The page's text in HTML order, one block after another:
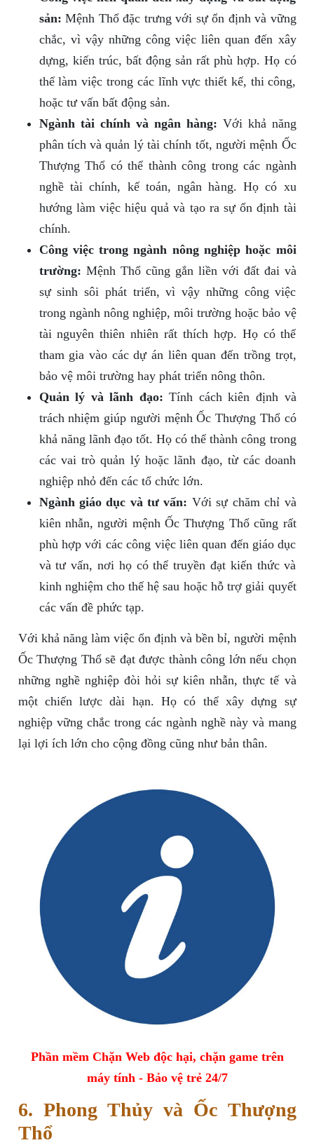
sản: Mệnh Thổ đặc trưng với sự ổn định và vững
chắc, vì vậy những công việc liên quan đến xây
dựng, kiến trúc, bất động sản rất phù hợp. Họ có
thể làm việc trong các lĩnh vực thiết kế, thi công,
hoặc tư vấn bất động sản.
Ngành tài chính và ngân hàng: Với khả năng
phân tích và quản lý tài chính tốt, người mệnh Ốc
Thượng Thổ có thể thành công trong các ngành
nghề tài chính, kế toán, ngân hàng. Họ có xu
hướng làm việc hiệu quả và tạo ra sự ổn định tài
chính.
Công việc trong ngành nông nghiệp hoặc môi
trường: Mệnh Thổ cũng gắn liền với đất đai và
sự sinh sôi phát triển, vì vậy những công việc
trong ngành nông nghiệp, môi trường hoặc bảo vệ
tài nguyên thiên nhiên rất thích hợp. Họ có thể
tham gia vào các dự án liên quan đến trồng trọt,
bảo vệ môi trường hay phát triển nông thôn.
Quản lý và lãnh đạo: Tính cách kiên định và
trách nhiệm giúp người mệnh Ốc Thượng Thổ có
khả năng lãnh đạo tốt. Họ có thể thành công trong
các vai trò quản lý hoặc lãnh đạo, từ các doanh
nghiệp nhỏ đến các tổ chức lớn.
Ngành giáo dục và tư vấn: Với sự chăm chỉ và
kiên nhẫn, người mệnh Ốc Thượng Thổ cũng rất
phù hợp với các công việc liên quan đến giáo dục
và tư vấn, nơi họ có thể truyền đạt kiến thức và
kinh nghiệm cho thế hệ sau hoặc hỗ trợ giải quyết
các vấn đề phức tạp.
Với khả năng làm việc ổn định và bền bỉ, người mệnh
Ốc Thượng Thổ sẽ đạt được thành công lớn nếu chọn
những nghề nghiệp đòi hỏi sự kiên nhẫn, thực tế và
một chiến lược dài hạn. Họ có thể xây dựng sự
nghiệp vững chắc trong các ngành nghề này và mang
lại lợi ích lớn cho cộng đồng cũng như bản thân.
Phần mềm Chặn Web độc hại, chặn game trên
máy tính - Bảo vệ trẻ 24/7
6. Phong Thủy và Ốc Thượng
Thổ